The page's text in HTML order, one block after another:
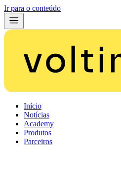
Ir para o conteúdo
Início
Notícias
Academy
Produtos
Parceiros